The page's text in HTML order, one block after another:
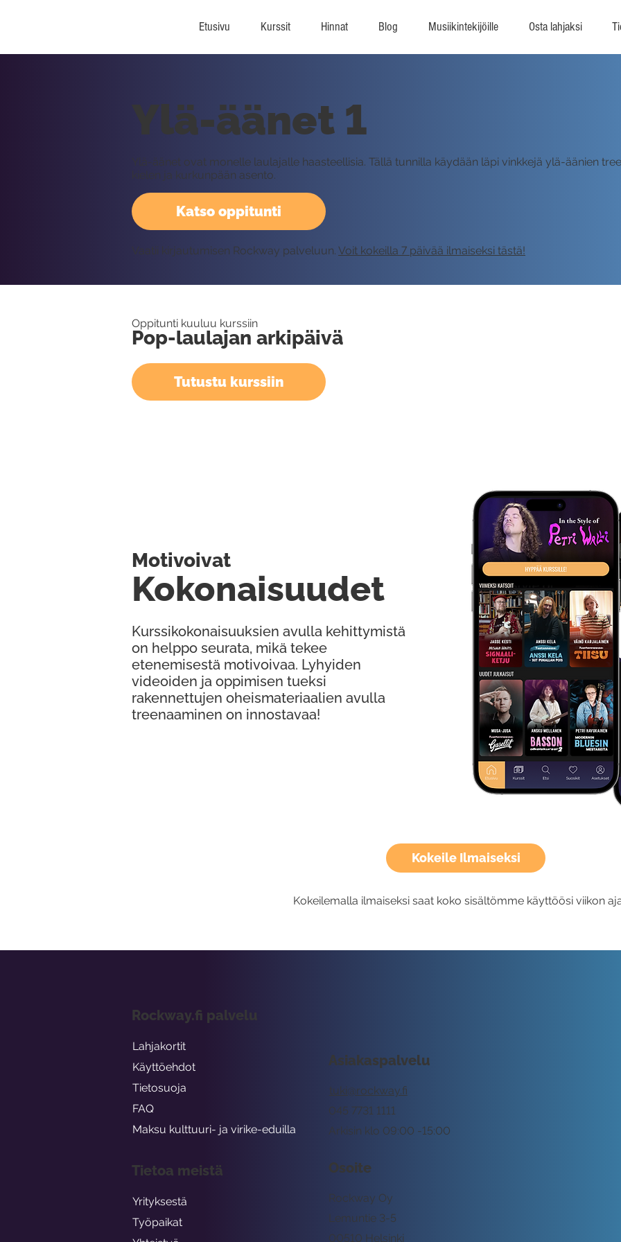
Etusivu Kurssit Hinnat Blog Musiikintekijöille Osta lahjaksi
Kokeile Ilmaiseksi
Kokeilemalla ilmaiseksi saat koko sisältömme käyttöösi viikon
Katso oppitunti
Ylä-äänet 1
Ylä-äänet ovat monelle laulajalle haasteellisia. Tällä tunnilla käydään läpi vinkkejä ylä-äänien
kielen ja kurkunpään asento.
Vaatii kirjautumisen Rockway palveluun. Voit kokeilla 7 päivää ilmaiseksi tästä!
Oppitunti kuuluu kurssiin
Pop-laulajan arkipäivä
Tutustu kurssiin
Kurssikokonaisuuksien avulla kehittymistä
on helppo seurata, mikä tekee
etenemisestä motivoivaa. Lyhyiden
videoiden ja oppimisen tueksi
rakennettujen oheismateriaalien avulla
treenaaminen on innostavaa!
Kokonaisuudet
Motivoivat
Asiakaspalvelu
tuki@rockway.fi
Arkisin klo 09:00 -15:00
045 7731 1111
Osoite
Rockway Oy
Lemuntie 3-5
00510 Helsinki
Rockway.fi palvelu
Lahjakortit
Käyttöehdot
Tietosuoja
FAQ
Maksu kulttuuri- ja virike-eduilla
Tietoa meistä
Yrityksestä
Työpaikat